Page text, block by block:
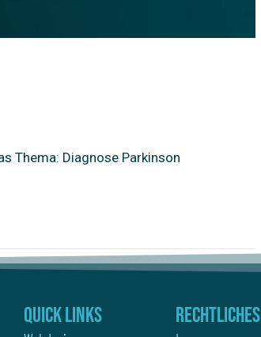
Thema: Diagnose Parkinson
Quick Links Rechtliches